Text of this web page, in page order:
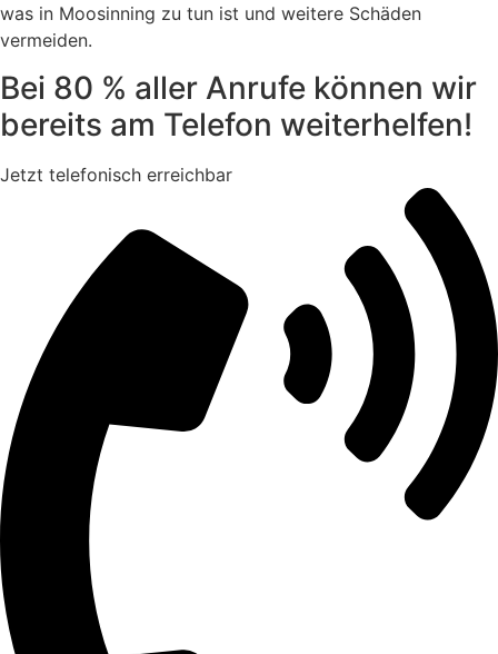
was in Moosinning zu tun ist und weitere Schäden
vermeiden.
Bei 80 % aller Anrufe können wir
bereits am Telefon weiterhelfen!
Jetzt telefonisch erreichbar